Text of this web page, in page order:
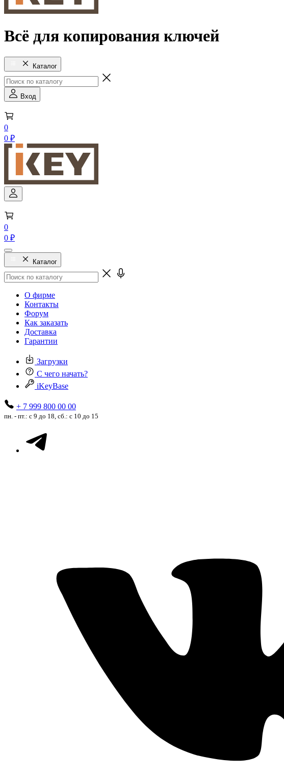
Всё для копирования ключей
Каталог
Вход
0
0 ₽
0
0 ₽
Каталог
О фирме
Контакты
Форум
Как заказать
Доставка
Гарантии
Загрузки
С чего начать?
iKeyBase
+ 7 999 800 00 00
пн. - пт.: с 9 до 18, сб.: с 10 до 15